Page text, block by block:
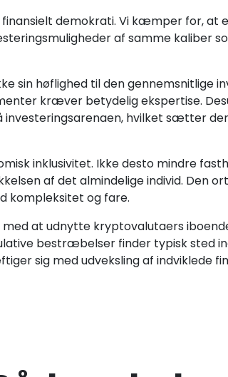
demokrati. Vi kæmper for, at
af samme kaliber
sin høflighed til den gennemsnitlige
kræver betydelig ekspertise.
hvilket sætter
inklusivitet. Ikke desto mindre
af det almindelige individ. Den
kompleksitet og fare.
at udnytte kryptovalutaers
bestræbelser finder typisk sted
sig med udveksling af indviklede